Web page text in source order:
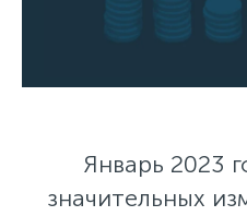
Январь 2023
значительных